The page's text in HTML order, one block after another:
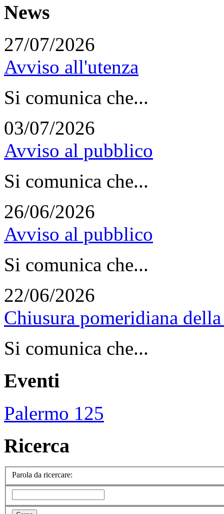
News
27/07/2026
Avviso all'utenza
Si comunica che...
03/07/2026
Avviso al pubblico
Si comunica che...
26/06/2026
Avviso al pubblico
Si comunica che...
22/06/2026
Chiusura pomeridiana
Si comunica che...
Eventi
Palermo 125
Ricerca
Parola da ricercare: